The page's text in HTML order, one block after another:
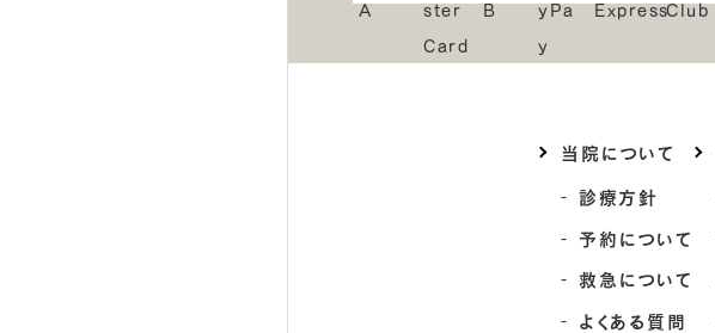
当院について
診療方針
予約について
救急について
よくある質問